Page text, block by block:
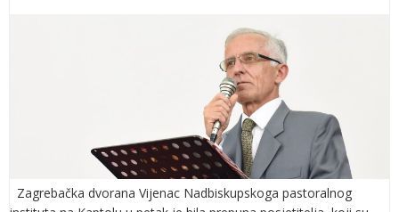
Zagrebačka dvorana Vijenac Nadbiskupskoga pastoralnog